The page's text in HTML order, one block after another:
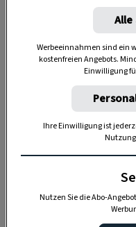
Wenn Sie Hilfe
finden Siehier
Gut zu wissen:
schönsten Seiten
den Jahreszeiten.
profitieren Sie
oder erhalten Ihr
Hause geliefert und
Werbeeinnahmen sind ein
kostenfreien Angebots.
Einwilligung
Ihre Einwilligung ist
Nutzen Sie die Abo-